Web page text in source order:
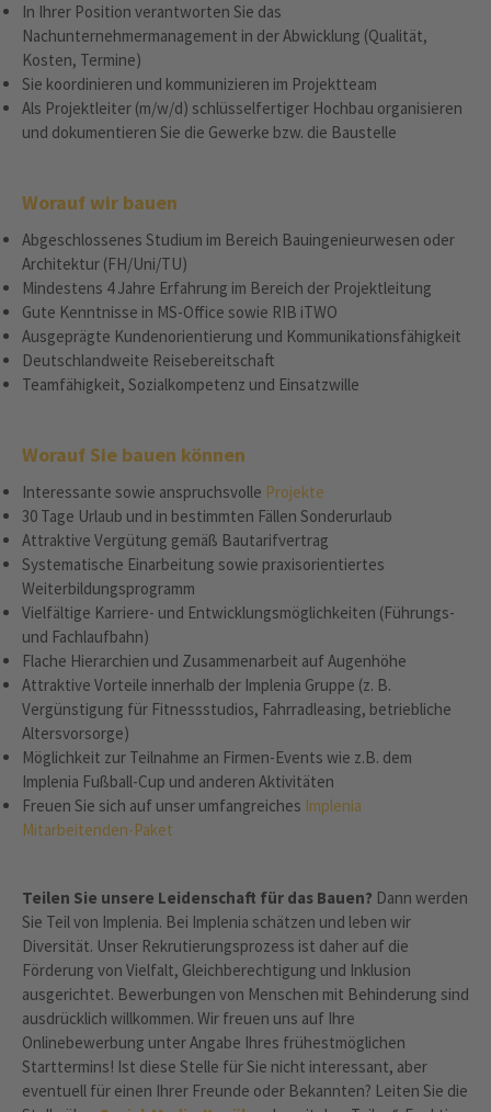
In Ihrer Position verantworten Sie das
Nachunternehmermanagement in der Abwicklung (Qualität,
Kosten, Termine)
Sie koordinieren und kommunizieren im Projektteam
Als Projektleiter (m/w/d) schlüsselfertiger Hochbau organisieren
und dokumentieren Sie die Gewerke bzw. die Baustelle
Worauf wir bauen
Abgeschlossenes Studium im Bereich Bauingenieurwesen oder
Architektur (FH/Uni/TU)
Mindestens 4 Jahre Erfahrung im Bereich der Projektleitung
Gute Kenntnisse in MS-Office sowie RIB iTWO
Ausgeprägte Kundenorientierung und Kommunikationsfähigkeit
Deutschlandweite Reisebereitschaft
Teamfähigkeit, Sozialkompetenz und Einsatzwille
Worauf Sie bauen können
Interessante sowie anspruchsvolle Projekte
30 Tage Urlaub und in bestimmten Fällen Sonderurlaub
Attraktive Vergütung gemäß Bautarifvertrag
Systematische Einarbeitung sowie praxisorientiertes
Weiterbildungsprogramm
Vielfältige Karriere- und Entwicklungsmöglichkeiten (Führungs-
und Fachlaufbahn)
Flache Hierarchien und Zusammenarbeit auf Augenhöhe
Attraktive Vorteile innerhalb der Implenia Gruppe (z. B.
Vergünstigung für Fitnessstudios, Fahrradleasing, betriebliche
Altersvorsorge)
Möglichkeit zur Teilnahme an Firmen-Events wie z.B. dem
Implenia Fußball-Cup und anderen Aktivitäten
Freuen Sie sich auf unser umfangreiches Implenia
Mitarbeitenden-Paket
Teilen Sie unsere Leidenschaft für das Bauen? Dann werden
Sie Teil von Implenia. Bei Implenia schätzen und leben wir
Diversität. Unser Rekrutierungsprozess ist daher auf die
Förderung von Vielfalt, Gleichberechtigung und Inklusion
ausgerichtet. Bewerbungen von Menschen mit Behinderung sind
ausdrücklich willkommen. Wir freuen uns auf Ihre
Onlinebewerbung unter Angabe Ihres frühestmöglichen
Starttermins! Ist diese Stelle für Sie nicht interessant, aber
eventuell für einen Ihrer Freunde oder Bekannten? Leiten Sie die